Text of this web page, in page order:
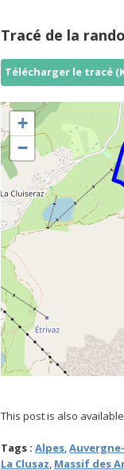
Tracé de la rando
Télécharger le tracé
+
−
This post is also
Tags : Alpes,
La Clusaz, Massif des